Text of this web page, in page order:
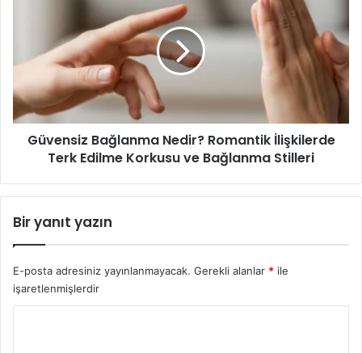
İlişkilerde
Edilme
Korkusu
ve
Bağlanma
Güvensiz Bağlanma Nedir? Romantik İlişkilerde
Terk Edilme Korkusu ve Bağlanma Stilleri
Bir yanıt yazın
E-posta adresiniz yayınlanmayacak. Gerekli alanlar * ile
işaretlenmişlerdir